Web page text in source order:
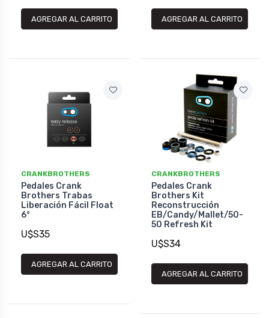
AGREGAR AL CARRITO AGREGAR AL CARRITO
CRANKBROTHERS
Pedales Crank
Brothers Trabas
Liberación Fácil Float
6°
U$S35
AGREGAR AL CARRITO
CRANKBROTHERS
Pedales Crank
Brothers Kit
Reconstrucción
EB/Candy/Mallet/50-
50 Refresh Kit
U$S34
AGREGAR AL CARRITO